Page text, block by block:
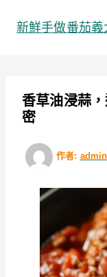
新鮮手做番茄義
香草油浸蒜
密
作者: admin